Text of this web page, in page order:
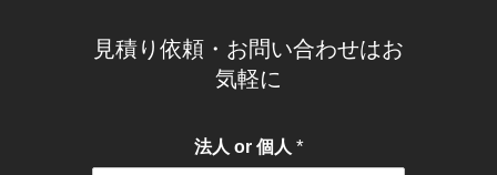
見積り依頼・お問い合わせはお
気軽に
法人 or 個人 *